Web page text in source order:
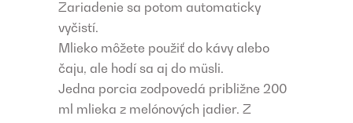
Zariadenie sa potom automaticky
vyčistí.
Mlieko môžete použiť do kávy alebo
čaju, ale hodí sa aj do müsli.
Jedna porcia zodpovedá približne 200
ml mlieka z melónových jadier. Z